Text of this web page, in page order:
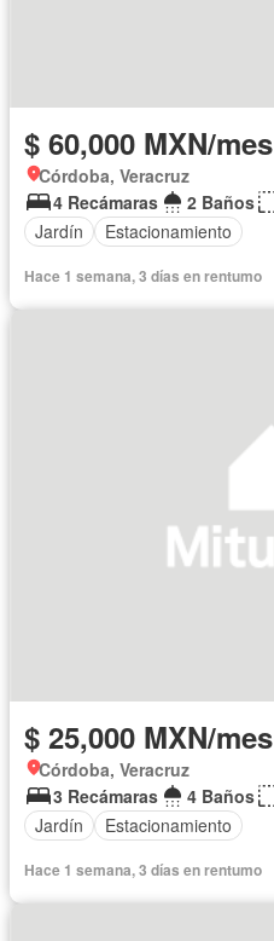
$ 60,000 MXN/mes
Córdoba, Veracruz
4 Recámaras
2 Baños
Jardín
Estacionamiento
Hace 1 semana, 3 días en rentumo
$ 25,000 MXN/mes
Córdoba, Veracruz
3 Recámaras
4 Baños
Jardín
Estacionamiento
Hace 1 semana, 3 días en rentumo